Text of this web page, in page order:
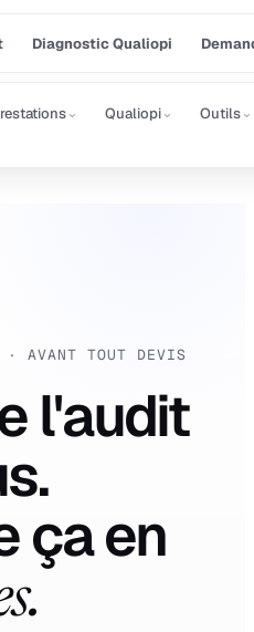
Diagnostic Qualiopi
⌄ Qualiopi⌄ Outils⌄
· AVANT TOUT DEVIS
l'audit
ça en